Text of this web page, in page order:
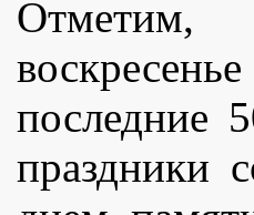
последние
праздники